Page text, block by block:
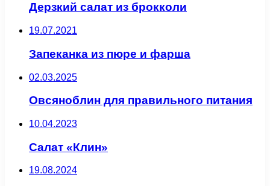
Дерзкий салат из брокколи
19.07.2021
Запеканка из пюре и фарша
02.03.2025
Овсяноблин для правильного питания
10.04.2023
Салат «Клин»
19.08.2024